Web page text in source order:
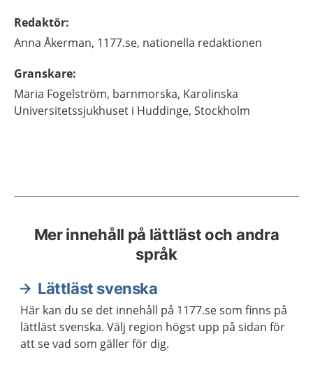
Redaktör:
Anna Åkerman, 1177.se, nationella redaktionen
Granskare:
Maria Fogelström, barnmorska, Karolinska
Universitetssjukhuset i Huddinge, Stockholm
Mer innehåll på lättläst och andra
språk
Lättläst svenska
Här kan du se det innehåll på 1177.se som finns på
lättläst svenska. Välj region högst upp på sidan för
att se vad som gäller för dig.